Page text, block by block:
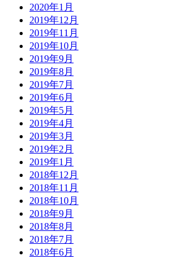
2020年1月
2019年12月
2019年11月
2019年10月
2019年9月
2019年8月
2019年7月
2019年6月
2019年5月
2019年4月
2019年3月
2019年2月
2019年1月
2018年12月
2018年11月
2018年10月
2018年9月
2018年8月
2018年7月
2018年6月